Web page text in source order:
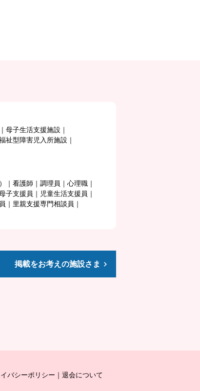
母子生活支援施設
祉型障害児入所施設
看護師 調理員
心理職
子支援員
児童生活支援員
里親支援専門相談員
掲載をお考えの施設さま
バシーポリシー 退会について